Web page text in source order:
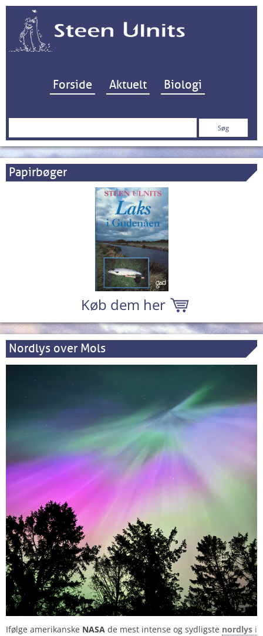
Hop til indhold
Forside Aktuelt Biologi
Søg
Papirbøger
Køb dem her
Nordlys over Mols
Ifølge amerikanske NASA de mest intense og sydligste nordlys i